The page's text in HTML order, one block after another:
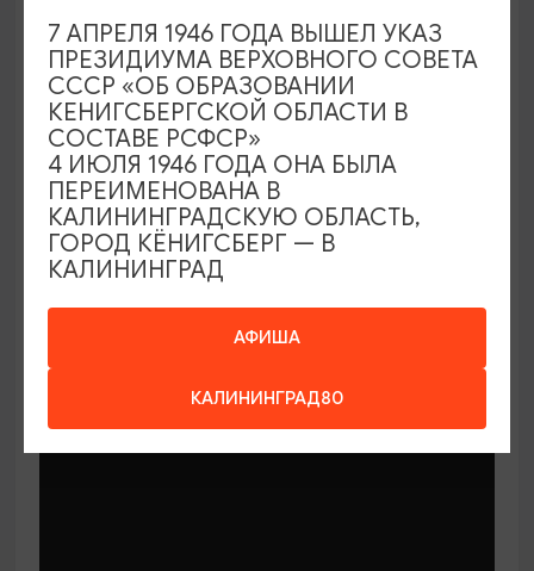
МАСТЕР-КЛАССЫ
Мастер-классы по керамике Елены
Бодяковой
Калининград, ул. Баранова, 45
АФИША
КАЛИНИНГРАД80
7 АПРЕЛЯ 1946 ГОДА ВЫШЕЛ УКАЗ
ПРЕЗИДИУМА ВЕРХОВНОГО СОВЕТА
СССР «ОБ ОБРАЗОВАНИИ
КЕНИГСБЕРГСКОЙ ОБЛАСТИ В
СОСТАВЕ РСФСР»
4 ИЮЛЯ 1946 ГОДА ОНА БЫЛА
ПЕРЕИМЕНОВАНА В
КАЛИНИНГРАДСКУЮ ОБЛАСТЬ,
ГОРОД КЁНИГСБЕРГ — В
КАЛИНИНГРАД